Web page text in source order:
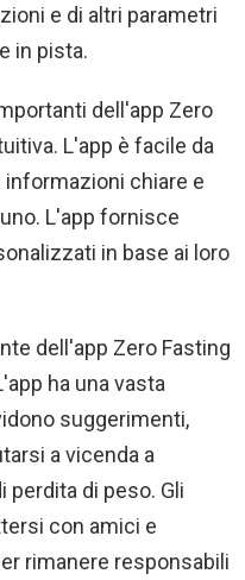
e di altri parametri
in pista.
dell'app Zero
L'app è facile da
chiare e
L'app fornisce
in base ai loro
dell'app Zero Fasting
ha una vasta
suggerimenti,
a vicenda a
perdita di peso. Gli
con amici e
rimanere responsabili